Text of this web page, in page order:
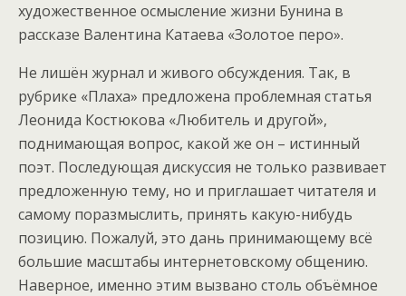
художественное осмысление жизни Бунина в
рассказе Валентина Катаева «Золотое перо».
Не лишён журнал и живого обсуждения. Так, в
рубрике «Плаха» предложена проблемная статья
Леонида Костюкова «Любитель и другой»,
поднимающая вопрос, какой же он – истинный
поэт. Последующая дискуссия не только развивает
предложенную тему, но и приглашает читателя и
самому поразмыслить, принять какую-нибудь
позицию. Пожалуй, это дань принимающему всё
большие масштабы интернетовскому общению.
Наверное, именно этим вызвано столь объёмное